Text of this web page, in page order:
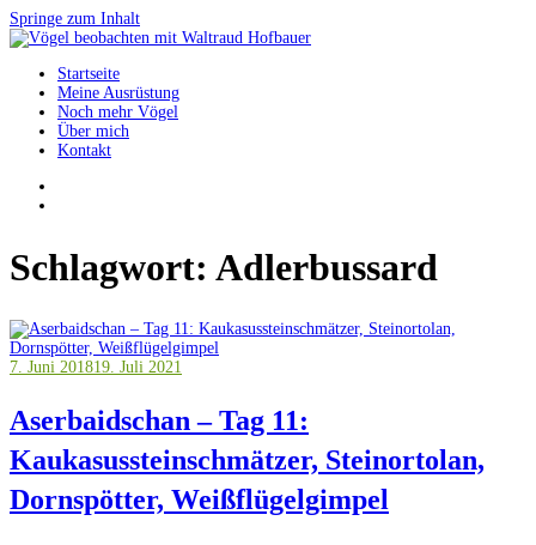
Springe zum Inhalt
Vögel beobachten mit Waltraud Hofbauer
Startseite
Meine Ausrüstung
Noch mehr Vögel
Über mich
Kontakt
Schlagwort: Adlerbussard
7. Juni 201819. Juli 2021
Aserbaidschan – Tag 11:
Kaukasussteinschmätzer, Steinortolan,
Dornspötter, Weißflügelgimpel